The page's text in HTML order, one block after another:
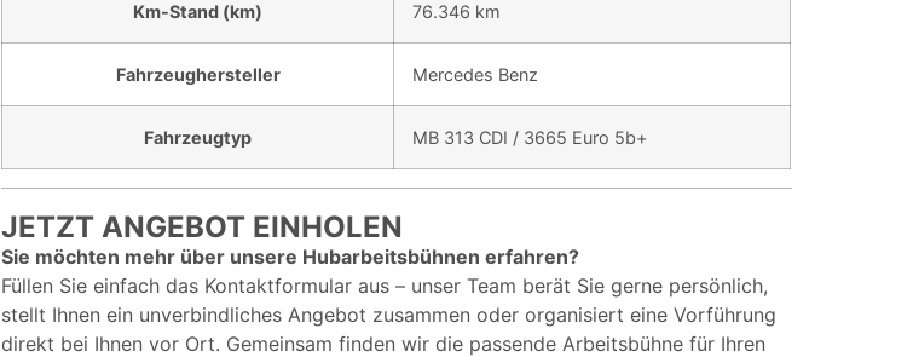
Km-Stand (km) 76.346 km
Fahrzeughersteller Mercedes Benz
Fahrzeugtyp MB 313 CDI / 3665 Euro 5b+
JETZT ANGEBOT EINHOLEN
Sie möchten mehr über unsere Hubarbeitsbühnen erfahren?
Füllen Sie einfach das Kontaktformular aus – unser Team berät Sie gerne persönlich,
stellt Ihnen ein unverbindliches Angebot zusammen oder organisiert eine Vorführung
direkt bei Ihnen vor Ort. Gemeinsam finden wir die passende Arbeitsbühne für Ihren